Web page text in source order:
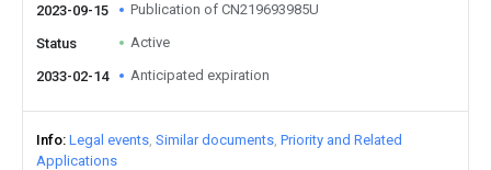
2023-09-15 Publication of CN219693985U
Status Active
2033-02-14 Anticipated expiration
Info Legal events Similar documents Priority and Related
Applications